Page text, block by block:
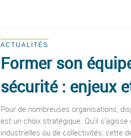
ACTUALITÉS
Former son
sécurité : enjeux
Pour de nombreuses organisations,
est un choix stratégique. Qu’il
industrielles ou de collectivités, cette